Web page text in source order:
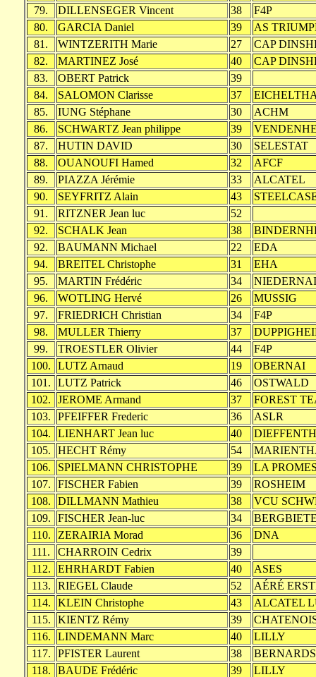
79.
DILLENSEGER Vincent 38
F4P
80.
GARCIA Daniel 39
AS
81.
WINTZERITH Marie 27
CAP
82.
MARTINEZ José 40
CAP
83.
OBERT Patrick
39
84.
SALOMON Clarisse 37
85.
IUNG Stéphane 30
ACHM
86.
SCHWARTZ Jean philippe 39
87.
HUTIN DAVID 30
SELESTAT
88.
OUANOUFI Hamed 32
AFCF
89.
PIAZZA Jérémie 33
ALCATEL
90.
SEYFRITZ Alain 43
91.
RITZNER Jean luc
52
92.
SCHALK Jean 38
92.
BAUMANN Michael 22
EDA
94.
BREITEL Christophe 31
EHA
95.
MARTIN Frédéric 34
NIEDERNAI
96.
WOTLING Hervé 26
MUSSIG
97.
FRIEDRICH Christian 34
F4P
98.
MULLER Thierry 37
99.
TROESTLER Olivier 44
F4P
100.
LUTZ Arnaud 19
OBERNAI
101.
LUTZ Patrick 46
OSTWALD
102.
JEROME Armand 37
FOREST
103.
PFEIFFER Frederic 36
ASLR
104.
LIENHART Jean luc 40
105.
HECHT Rémy 54
106.
SPIELMANN CHRISTOPHE 39
LA
107.
FISCHER Fabien 39
ROSHEIM
108.
DILLMANN Mathieu 38
VCU
109.
FISCHER Jean-luc 34
110.
ZERAIRIA Morad 36
DNA
111.
CHARROIN Cedrix
39
112.
EHRHARDT Fabien 40
ASES
113.
RIEGEL Claude 52
AÉRÉ
114.
KLEIN Christophe 43
ALCATEL
115.
KIENTZ Rémy 39
116.
LINDEMANN Marc 40
LILLY
117.
PFISTER Laurent 38
118.
BAUDE Frédéric 39
LILLY